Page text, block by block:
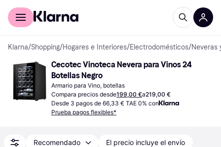
Comprar con Klarna
Klarna/Shopping/Hogares e Interiores/Electrodomésticos/Neveras
Cecotec Vinoteca Nevera para Vinos 24
Botellas Negro
Armario para Vino, botellas
Compara precios desde199,00 €a219,00 €
Desde 3 pagos de 66,33 € TAE 0% con
Prueba pagos flexibles*
Recomendado El precio incluye el envío